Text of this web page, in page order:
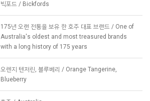
빅포드 / Bickfords
175년 오랜 전통을 보유 한 호주 대표 브랜드 / One of
Australia's oldest and most treasured brands
with a long history of 175 years
오렌지 텐저린, 블루베리 / Orange Tangerine,
Blueberry